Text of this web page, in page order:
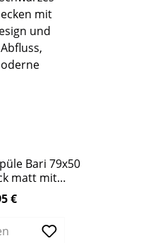
Bari 79x50
matt mit
€